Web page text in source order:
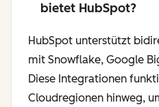
bietet HubSpot?
HubSpot unterstützt
mit Snowflake, Google
Diese Integrationen
Cloudregionen hinweg,